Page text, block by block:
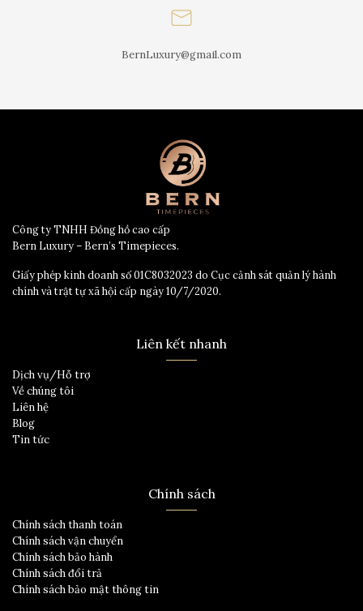
BernLuxury@gmail.com
Công ty TNHH Đồng hồ cao cấp
Bern Luxury – Bern’s Timepieces.
Giấy phép kinh doanh số 01C8032023 do Cục cảnh sát quản lý hành
chính và trật tự xã hội cấp ngày 10/7/2020.
Liên kết nhanh
Dịch vụ/Hỗ trợ
Về chúng tôi
Liên hệ
Blog
Tin tức
Chính sách
Chính sách thanh toán
Chính sách vận chuyển
Chính sách bảo hành
Chính sách đổi trả
Chính sách bảo mật thông tin